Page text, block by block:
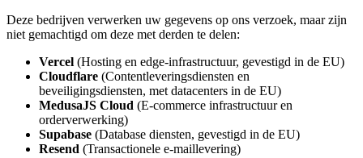
Deze bedrijven verwerken uw gegevens op ons verzoek, maar zijn
niet gemachtigd om deze met derden te delen:
Vercel (Hosting en edge-infrastructuur, gevestigd in de EU)
Cloudflare (Contentleveringsdiensten en
beveiligingsdiensten, met datacenters in de EU)
MedusaJS Cloud (E-commerce infrastructuur en
orderverwerking)
Supabase (Database diensten, gevestigd in de EU)
Resend (Transactionele e-maillevering)